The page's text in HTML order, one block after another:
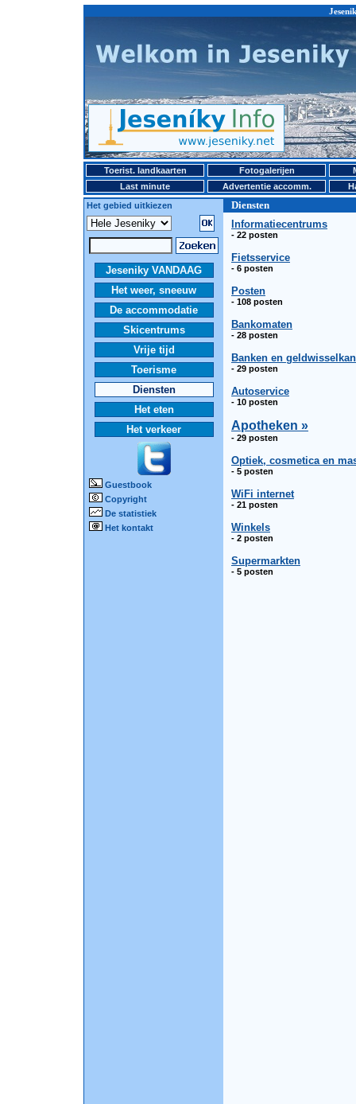
Toerist. landkaarten Fotogalerijen
Last minute
Advertentie accomm.
Het gebied uitkiezen
Diensten
Jeseniky VANDAAG
Het weer, sneeuw
De accommodatie
Skicentrums
Vrije tijd
Toerisme
Diensten
Het eten
Het verkeer
Guestbook
Copyright
De statistiek
Het kontakt
Informatiecentrums
- 22 posten
Fietsservice
- 6 posten
Posten
- 108 posten
Bankomaten
- 28 posten
Banken en
- 29 posten
Autoservice
- 10 posten
Apotheken »
- 29 posten
Optiek, cosmetica en
- 5 posten
WiFi internet
- 21 posten
Winkels
- 2 posten
Supermarkten
- 5 posten